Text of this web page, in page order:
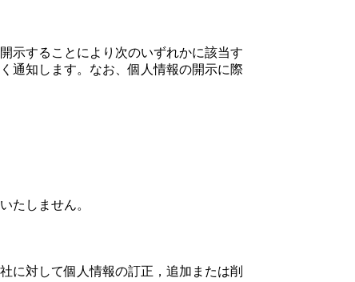
示することにより次のいずれかに該当す
通知します。なお、個人情報の開示に際
たしません。
に対して個人情報の訂正，追加または削